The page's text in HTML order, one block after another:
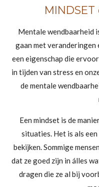
Mentale wendbaarheid
gaan met veranderingen
een eigenschap die
in tijden van stress en
de mentale
Een mindset is de
situaties. Het is als
bekijken. Sommige
dat ze goed zijn in álles
dragen die ze al bij